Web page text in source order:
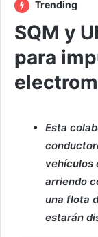
Trending
SQM y
para
Esta
vehículos
arriendo
una flota
estarán